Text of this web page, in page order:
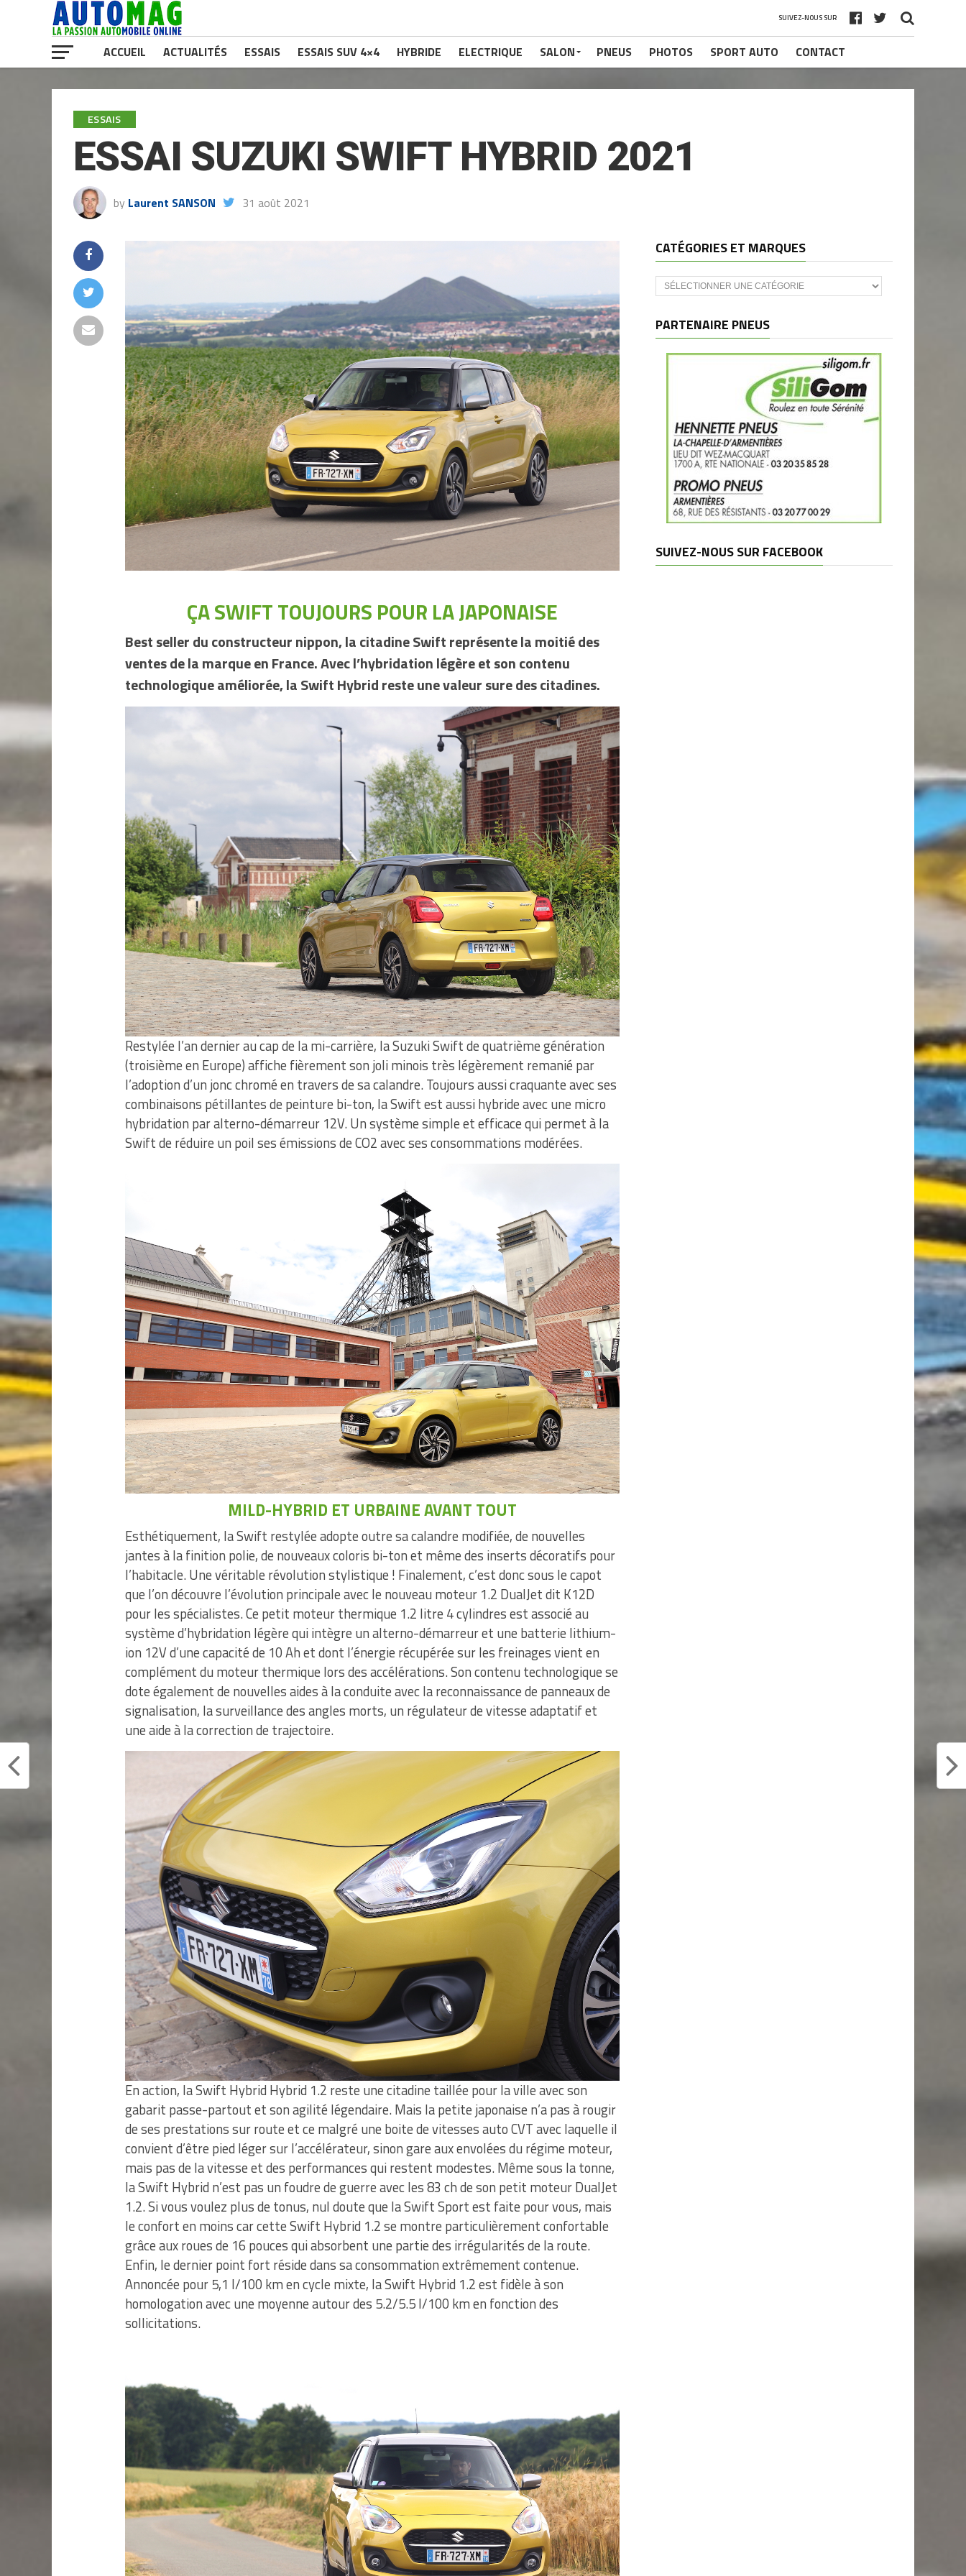
SUIVEZ-NOUS SUR
ACCUEIL ACTUALITÉS ESSAIS ESSAIS SUV 4×4 HYBRIDE ELECTRIQUE SALON PNEUS PHOTOS SPORT AUTO CONTACT
ESSAIS
ESSAI SUZUKI SWIFT HYBRID 2021
by Laurent SANSON 31 août 2021
ÇA SWIFT TOUJOURS POUR LA JAPONAISE
Best seller du constructeur nippon, la citadine Swift représente la moitié des
ventes de la marque en France. Avec l’hybridation légère et son contenu
technologique améliorée, la Swift Hybrid reste une valeur sure des citadines.
Restylée l’an dernier au cap de la mi-carrière, la Suzuki Swift de quatrième génération
(troisième en Europe) affiche fièrement son joli minois très légèrement remanié par
l’adoption d’un jonc chromé en travers de sa calandre. Toujours aussi craquante avec ses
combinaisons pétillantes de peinture bi-ton, la Swift est aussi hybride avec une micro
hybridation par alterno-démarreur 12V. Un système simple et efficace qui permet à la
Swift de réduire un poil ses émissions de CO2 avec ses consommations modérées.
MILD-HYBRID ET URBAINE AVANT TOUT
Esthétiquement, la Swift restylée adopte outre sa calandre modifiée, de nouvelles
jantes à la finition polie, de nouveaux coloris bi-ton et même des inserts décoratifs pour
l’habitacle. Une véritable révolution stylistique ! Finalement, c’est donc sous le capot
que l’on découvre l’évolution principale avec le nouveau moteur 1.2 DualJet dit K12D
pour les spécialistes. Ce petit moteur thermique 1.2 litre 4 cylindres est associé au
système d’hybridation légère qui intègre un alterno-démarreur et une batterie lithium-
ion 12V d’une capacité de 10 Ah et dont l’énergie récupérée sur les freinages vient en
complément du moteur thermique lors des accélérations. Son contenu technologique se
dote également de nouvelles aides à la conduite avec la reconnaissance de panneaux de
signalisation, la surveillance des angles morts, un régulateur de vitesse adaptatif et
une aide à la correction de trajectoire.
En action, la Swift Hybrid Hybrid 1.2 reste une citadine taillée pour la ville avec son
gabarit passe-partout et son agilité légendaire. Mais la petite japonaise n’a pas à rougir
de ses prestations sur route et ce malgré une boite de vitesses auto CVT avec laquelle il
convient d’être pied léger sur l’accélérateur, sinon gare aux envolées du régime moteur,
mais pas de la vitesse et des performances qui restent modestes. Même sous la tonne,
la Swift Hybrid n’est pas un foudre de guerre avec les 83 ch de son petit moteur DualJet
1.2. Si vous voulez plus de tonus, nul doute que la Swift Sport est faite pour vous, mais
le confort en moins car cette Swift Hybrid 1.2 se montre particulièrement confortable
grâce aux roues de 16 pouces qui absorbent une partie des irrégularités de la route.
Enfin, le dernier point fort réside dans sa consommation extrêmement contenue.
Annoncée pour 5,1 l/100 km en cycle mixte, la Swift Hybrid 1.2 est fidèle à son
homologation avec une moyenne autour des 5.2/5.5 l/100 km en fonction des
sollicitations.
CATÉGORIES ET MARQUES
Catégories
et
PARTENAIRE PNEUS
SUIVEZ-NOUS SUR FACEBOOK